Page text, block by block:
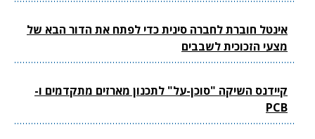
אינטל חוברת לחברה סינית כדי לפתח את הדור הבא של
מצעי הזכוכית לשבבים
קיידנס השיקה "סוכן-על" לתכנון מארזים מתקדמים ו-
PCB